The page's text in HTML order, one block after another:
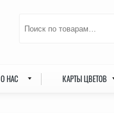
О НАС КАРТЫ ЦВЕТОВ